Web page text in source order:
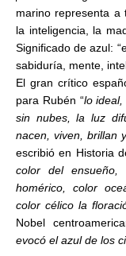
marino representa a
la inteligencia, la
Significado de azul:
sabiduría, mente,
El gran crítico
para Rubén “lo
sin nubes, la luz
nacen, viven, brillan
escribió en Historia
color del
homérico, color
color célico la
Nobel
evocó el azul de los